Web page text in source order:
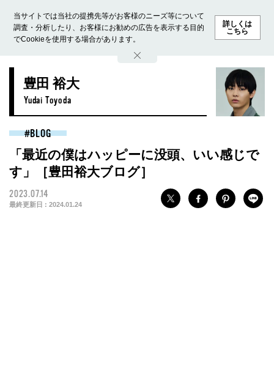
当サイトでは当社の提携先等がお客様のニーズ等について
調査・分析したり、お客様にお勧めの広告を表示する目的
でCookieを使用する場合があります。
詳しくは
こちら
ホーム モデル募集 ランキング ファッション ビューテ
豊田 裕大
Yudai Toyoda
BLOG
「最近の僕はハッピーに没頭、いい感じで
す」［豊田裕大ブログ］
2023.07.14
最終更新日 : 2024.01.24